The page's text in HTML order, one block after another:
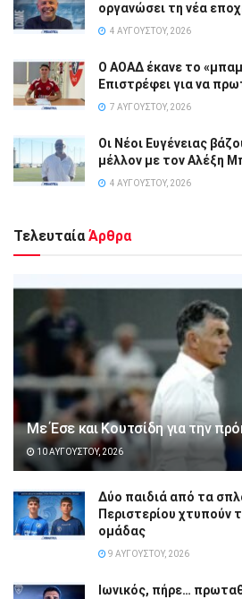
οργανώσει τη νέα
4 ΑΥΓΟΎΣΤΟΥ, 2026
Ο ΑΟΑΔ έκανε το
Επιστρέφει για να
7 ΑΥΓΟΎΣΤΟΥ, 2026
Οι Νέοι Ευγένειας
μέλλον με τον Αλέξη
4 ΑΥΓΟΎΣΤΟΥ, 2026
Τελευταία Άρθρα
Με Έσε και Κουτσίδη για την
10 ΑΥΓΟΎΣΤΟΥ, 2026
Δύο παιδιά από τα
Περιστερίου χτυπούν
ομάδας
9 ΑΥΓΟΎΣΤΟΥ, 2026
Ιωνικός, πήρε…